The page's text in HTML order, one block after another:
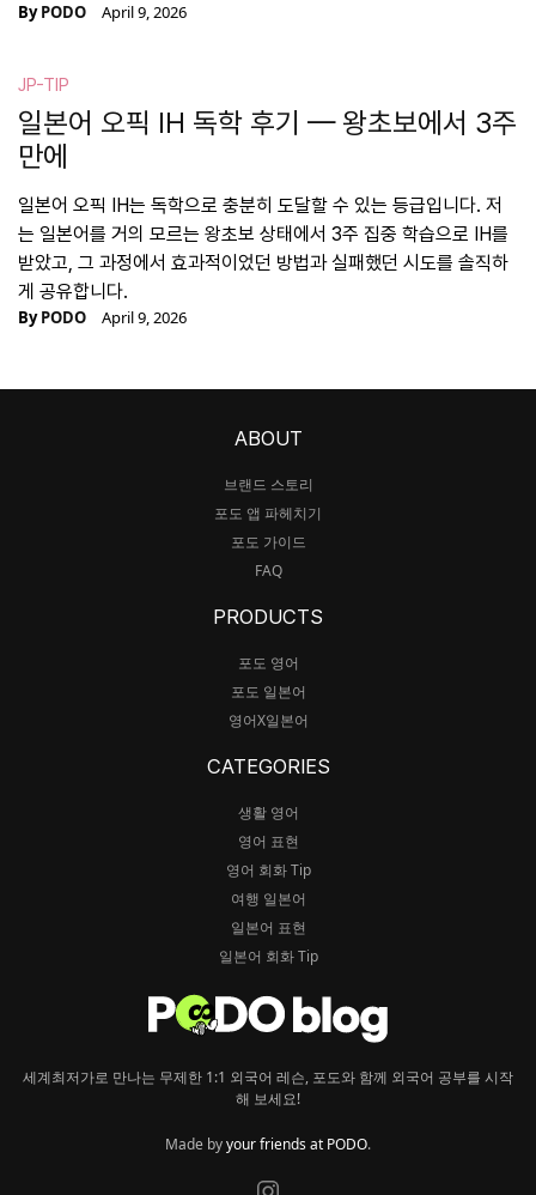
ByPODO April 9, 2026
JP-TIP
일본어 오픽 IH 독학 후기 — 왕초보에서 3주
만에
일본어 오픽 IH는 독학으로 충분히 도달할 수 있는 등급입니다. 저
는 일본어를 거의 모르는 왕초보 상태에서 3주 집중 학습으로 IH를
받았고, 그 과정에서 효과적이었던 방법과 실패했던 시도를 솔직하
게 공유합니다.
ByPODO April 9, 2026
ABOUT
브랜드 스토리
포도 앱 파헤치기
포도 가이드
FAQ
PRODUCTS
포도 영어
포도 일본어
영어X일본어
CATEGORIES
생활 영어
영어 표현
영어 회화 Tip
여행 일본어
일본어 표현
일본어 회화 Tip
세계최저가로 만나는 무제한 1:1 외국어 레슨, 포도와 함께 외국어 공부를 시작
해 보세요!
Made byyour friends at PODO.